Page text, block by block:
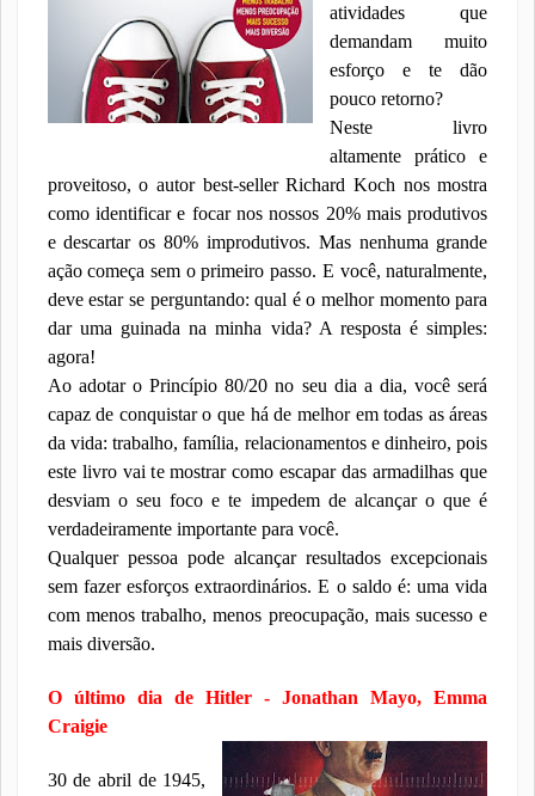
atividades que
demandam muito
esforço e te dão
pouco retorno?
Neste livro
altamente prático e
proveitoso, o autor best-seller Richard Koch nos mostra
como identificar e focar nos nossos 20% mais produtivos
e descartar os 80% improdutivos. Mas nenhuma grande
ação começa sem o primeiro passo. E você, naturalmente,
deve estar se perguntando: qual é o melhor momento para
dar uma guinada na minha vida? A resposta é simples:
agora!
Ao adotar o Princípio 80/20 no seu dia a dia, você será
capaz de conquistar o que há de melhor em todas as áreas
da vida: trabalho, família, relacionamentos e dinheiro, pois
este livro vai te mostrar como escapar das armadilhas que
desviam o seu foco e te impedem de alcançar o que é
verdadeiramente importante para você.
Qualquer pessoa pode alcançar resultados excepcionais
sem fazer esforços extraordinários. E o saldo é: uma vida
com menos trabalho, menos preocupação, mais sucesso e
mais diversão.
O último dia de Hitler - Jonathan Mayo, Emma
Craigie
30 de abril de 1945,